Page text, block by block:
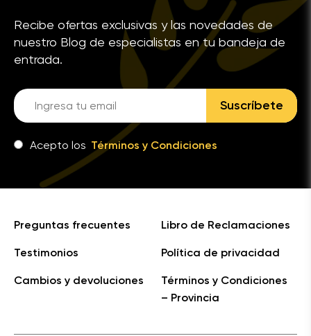
Recibe ofertas exclusivas y las novedades de
nuestro Blog de especialistas en tu bandeja de
entrada.
Suscríbete
Acepto los Términos y Condiciones
Preguntas frecuentes
Testimonios
Cambios y devoluciones
Libro de Reclamaciones
Política de privacidad
Términos y Condiciones
– Provincia